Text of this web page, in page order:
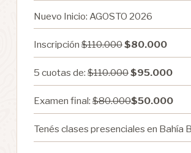
Nuevo Inicio: AGOSTO 2026
Inscripción $110.000$80.000
5 cuotas de: $110.000$95.000
Examen final: $80.000$50.000
Tenés clases presenciales en Bahía